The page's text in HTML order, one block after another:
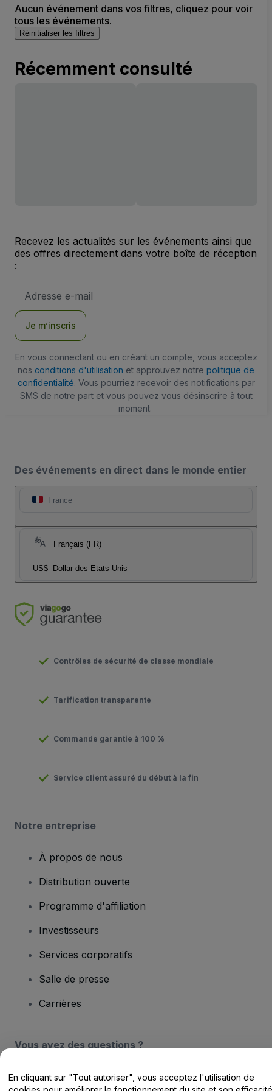
Aucun événement dans vos filtres, cliquez pour voir
tous les événements.
Réinitialiser les filtres
Récemment consulté
Recevez les actualités sur les événements ainsi que
des offres directement dans votre boîte de réception
:
e-
Je m’inscris
En vous connectant ou en créant un compte, vous acceptez
nos conditions d'utilisation et approuvez notre politique de
confidentialité. Vous pourriez recevoir des notifications par
SMS de notre part et vous pouvez vous désinscrire à tout
moment.
Des événements en direct dans le monde entier
France
Français (FR)
US$ Dollar des Etats-Unis
Contrôles de sécurité de classe mondiale
Tarification transparente
Commande garantie à 100 %
Service client assuré du début à la fin
Notre entreprise
À propos de nous
Distribution ouverte
Programme d'affiliation
Investisseurs
Services corporatifs
Salle de presse
Carrières
Vous avez des questions ?
Centre d'assistance / Nous contacter
En cliquant sur "Tout autoriser", vous acceptez l'utilisation de